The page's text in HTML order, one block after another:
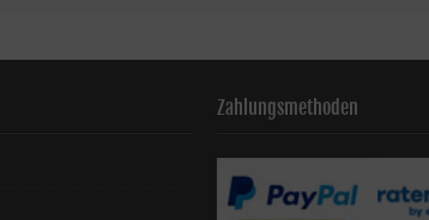
Zahlungsmethoden